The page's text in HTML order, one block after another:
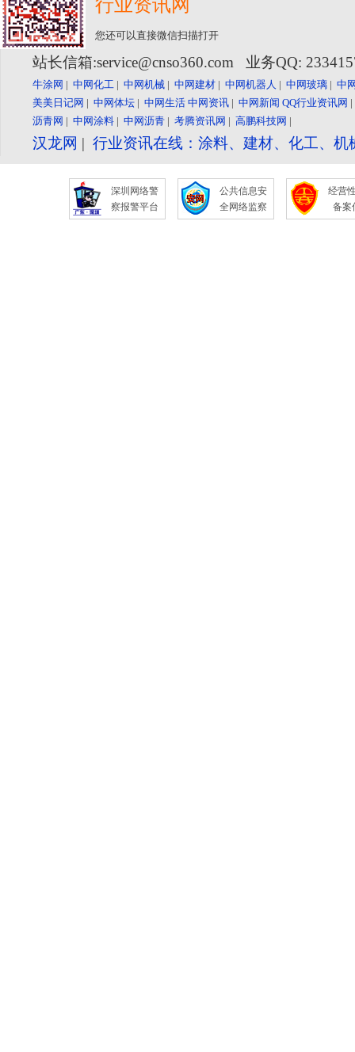
行业资讯网
您还可以直接微信扫描打开
站长信箱:service@cnso360.com 业务QQ:
牛涂网 | 中网化工 | 中网机械 | 中网建材 | 中网机器人 | 中网玻璃 | 中
美美日记网 | 中网体坛 | 中网生活 中网资讯 | 中网新闻 QQ行业资讯网
沥青网 | 中网涂料 | 中网沥青 | 考腾资讯网 | 高鹏科技网 |
汉龙网 | 行业资讯在线：涂料、建材、化工、
深圳网络警
察报警平台
公共信息安
全网络监察
经营
备案